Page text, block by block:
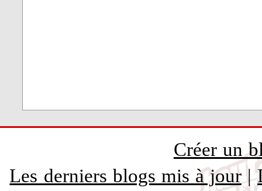
Créer un
Les derniers blogs mis à jour|